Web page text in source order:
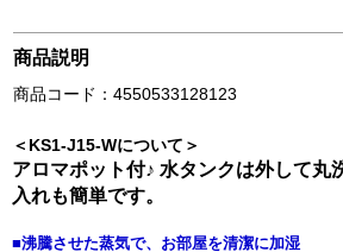
商品説明
商品コード：4550533128123
＜KS1-J15-Wについて＞
アロマポット付♪ 水タンクは外して丸
入れも簡単です。
■沸騰させた蒸気で、お部屋を清潔に加湿